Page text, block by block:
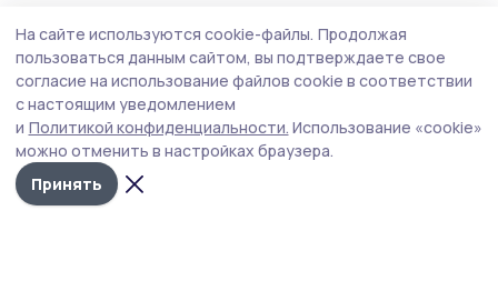
качества: умение принимать решения в самых
сложных ситуациях, брать на себя
ответственность и работать в команде. А
обучение в рамках «Героев Тамбовщины» дало
новые знания, навыки и умения, — отметил
Евгений Первышов.
На сайте используются cookie-файлы. Продолжая
пользоваться данным сайтом, вы подтверждаете свое
согласие на использование файлов cookie в соответствии
с настоящим уведомлением
и Политикой конфиденциальности. Использование «cookie»
можно отменить в настройках браузера.
Принять